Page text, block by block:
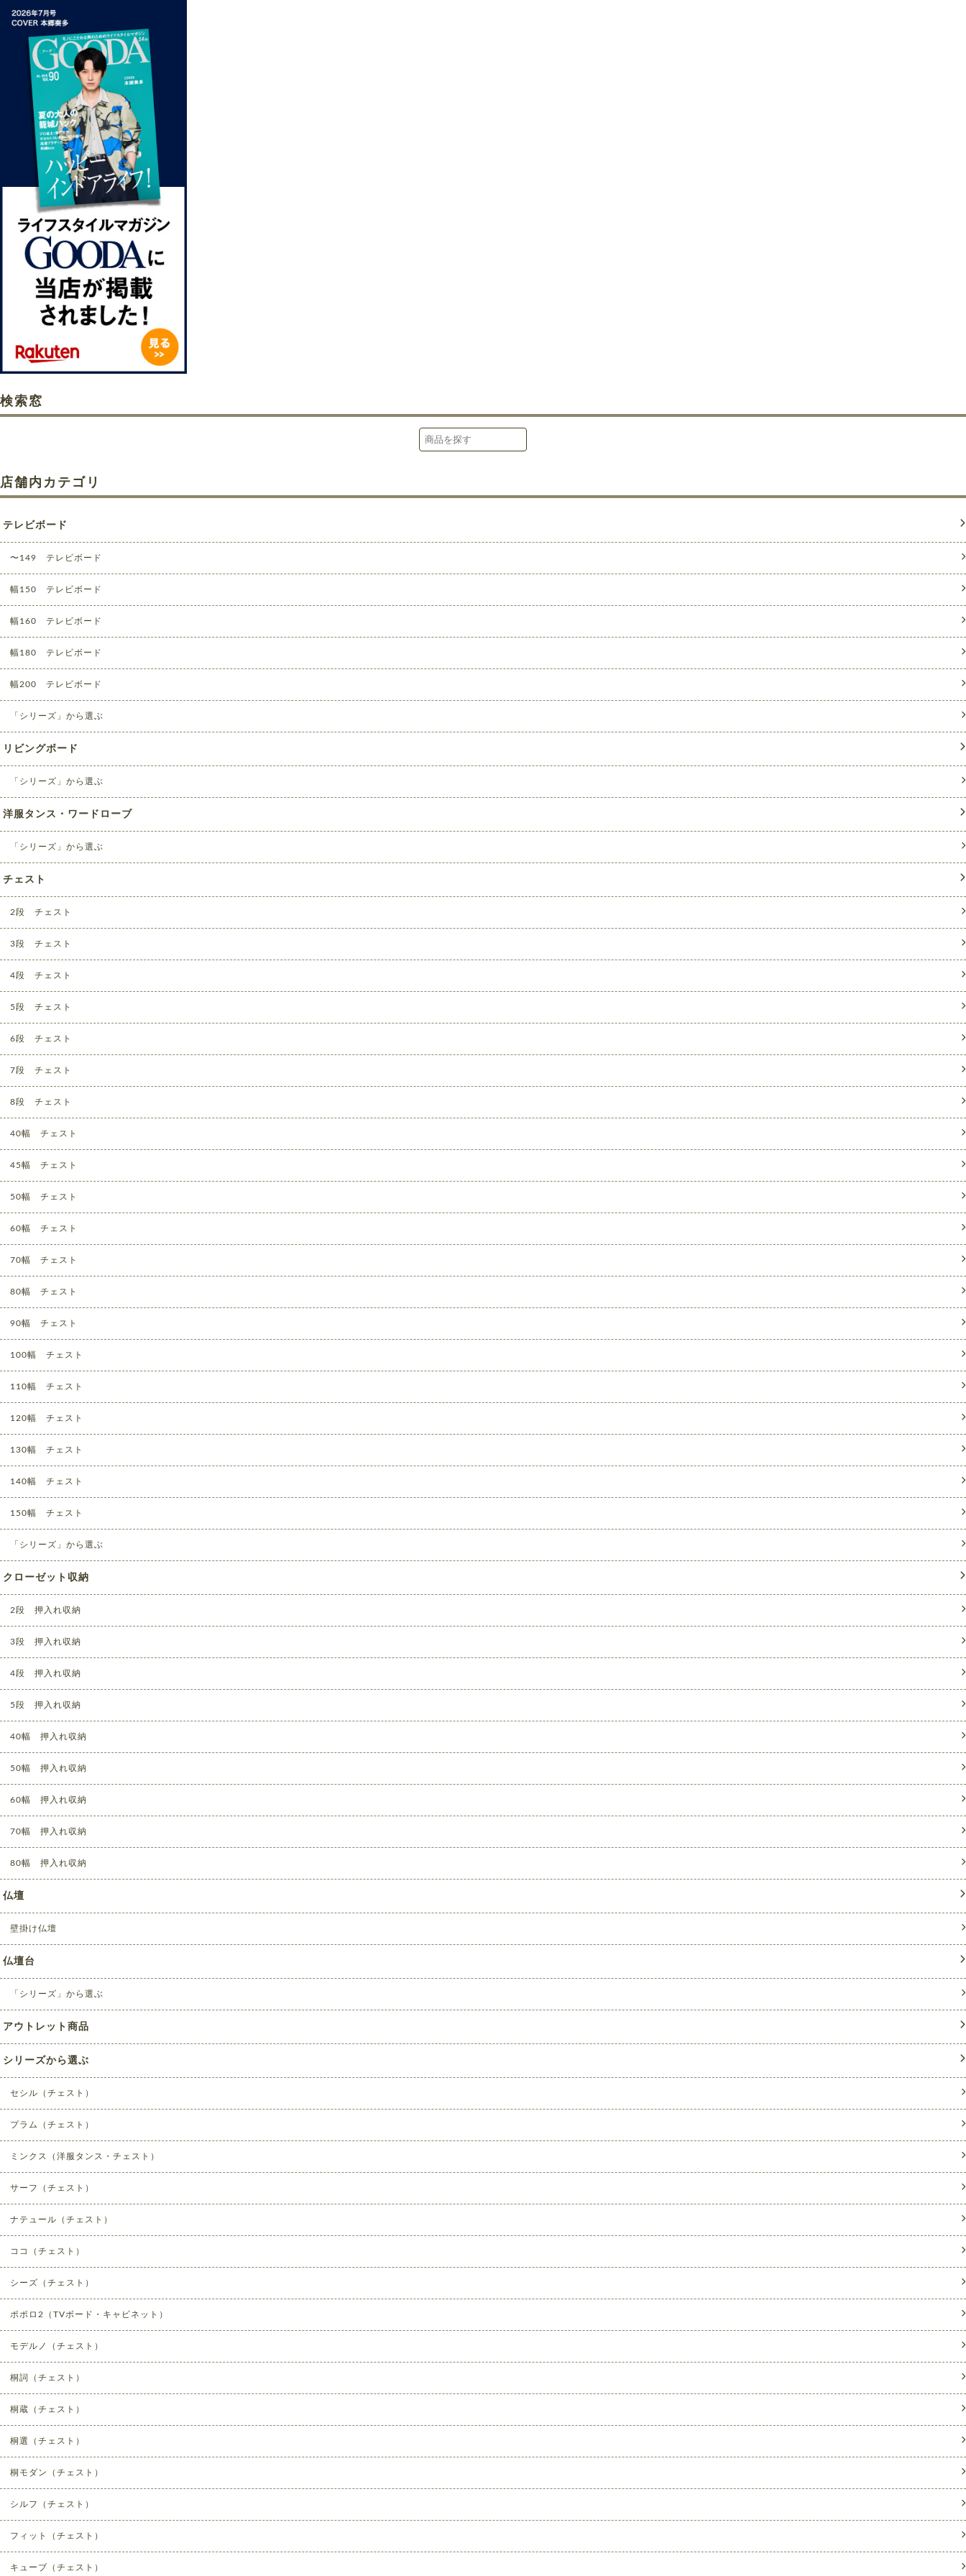
検索窓
店舗内カテゴリ
テレビボード
〜149 テレビボード
幅150 テレビボード
幅160 テレビボード
幅180 テレビボード
幅200 テレビボード
「シリーズ」から選ぶ
リビングボード
「シリーズ」から選ぶ
洋服タンス・ワードローブ
「シリーズ」から選ぶ
チェスト
2段 チェスト
3段 チェスト
4段 チェスト
5段 チェスト
6段 チェスト
7段 チェスト
8段 チェスト
40幅 チェスト
45幅 チェスト
50幅 チェスト
60幅 チェスト
70幅 チェスト
80幅 チェスト
90幅 チェスト
100幅 チェスト
110幅 チェスト
120幅 チェスト
130幅 チェスト
140幅 チェスト
150幅 チェスト
「シリーズ」から選ぶ
クローゼット収納
2段 押入れ収納
3段 押入れ収納
4段 押入れ収納
5段 押入れ収納
40幅 押入れ収納
50幅 押入れ収納
60幅 押入れ収納
70幅 押入れ収納
80幅 押入れ収納
仏壇
壁掛け仏壇
仏壇台
「シリーズ」から選ぶ
アウトレット商品
シリーズから選ぶ
セシル（チェスト）
プラム（チェスト）
ミンクス（洋服タンス・チェスト）
サーフ（チェスト）
ナテュール（チェスト）
ココ（チェスト）
シーズ（チェスト）
ポポロ2（TVボード・キャビネット）
モデルノ（チェスト）
桐詞（チェスト）
桐蔵（チェスト）
桐選（チェスト）
桐モダン（チェスト）
シルフ（チェスト）
フィット（チェスト）
キューブ（チェスト）